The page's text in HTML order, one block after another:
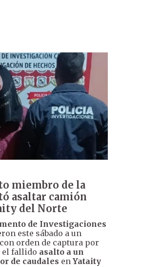
miembro de la
asaltar camión
del Norte
de Investigaciones
este sábado a un
orden de captura por
el fallido asalto a un
de caudales en Yataity